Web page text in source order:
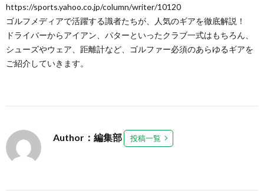
https://sports.yahoo.co.jp/column/writer/10120
ゴルフメディアで活躍する識者たちが、人気のギアを徹底解説！
ドライバーからアイアン、パターといったクラブ一式はもちろん、
シューズやウェア、距離計など、ゴルファー必須のあらゆるギアを
ご紹介していきます。
Author：編集部 投稿一覧